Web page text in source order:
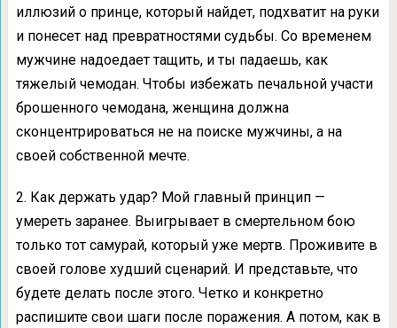
иллюзий о принце, который найдет, подхватит на руки
и понесет над превратностями судьбы. Со временем
мужчине надоедает тащить, и ты падаешь, как
тяжелый чемодан. Чтобы избежать печальной участи
брошенного чемодана, женщина должна
сконцентрироваться не на поиске мужчины, а на
своей собственной мечте.
2. Как держать удар? Мой главный принцип —
умереть заранее. Выигрывает в смертельном бою
только тот самурай, который уже мертв. Проживите в
своей голове худший сценарий. И представьте, что
будете делать после этого. Четко и конкретно
распишите свои шаги после поражения. А потом, как в